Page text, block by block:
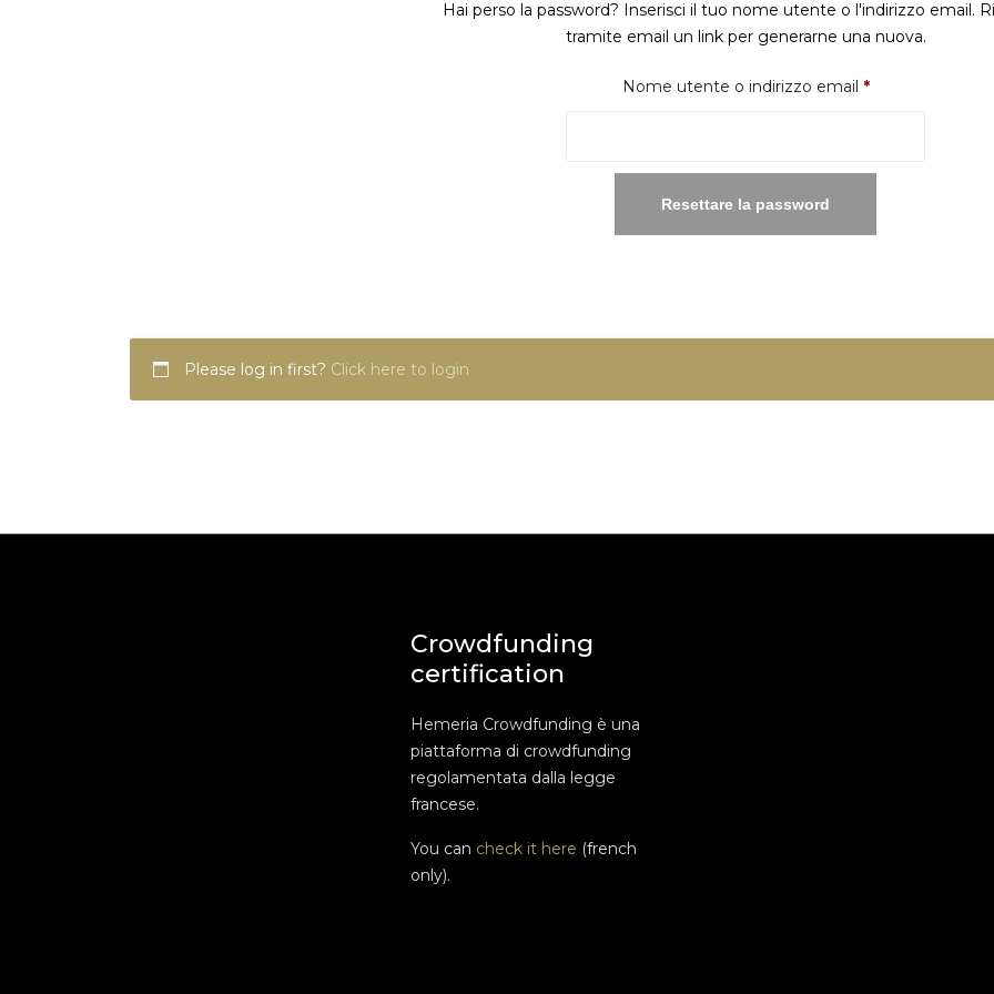
Hai perso la password? Inserisci il tuo nome utente o l'indirizzo email.
tramite email un link per generarne una nuova.
Nome utente o indirizzo email *Richiesto
Resettare la password
Please log in first? Click here to login
Crowdfunding
certification
Hemeria Crowdfunding è una
piattaforma di crowdfunding
regolamentata dalla legge
francese.
You can check it here (french
only).